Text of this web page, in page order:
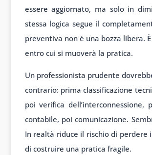
essere aggiornato, ma solo in
stessa logica segue il
preventiva non è una bozza libera.
entro cui si muoverà la pratica.
Un professionista prudente
contrario: prima classificazione
poi verifica dell’interconnessione,
contabile, poi comunicazione.
In realtà riduce il rischio di perdere
di costruire una pratica fragile.